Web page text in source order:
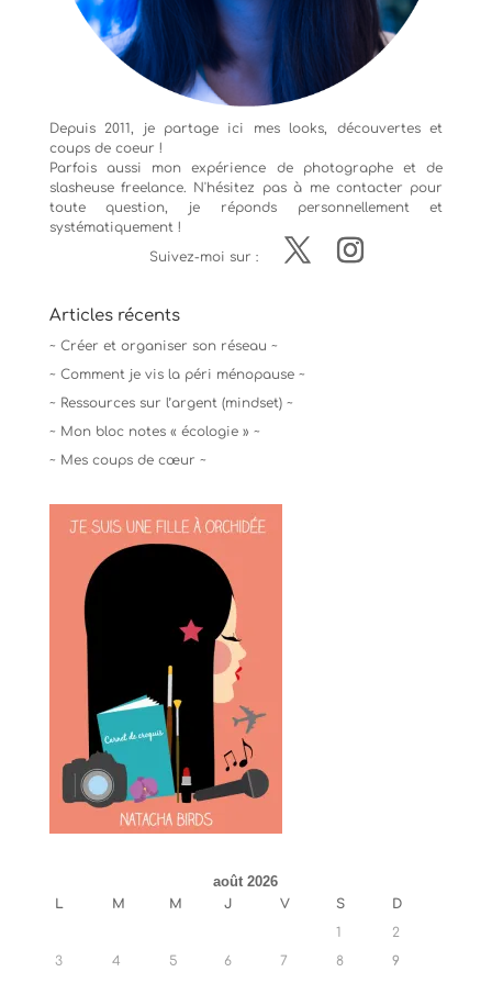
Depuis 2011, je partage ici mes looks, découvertes et
coups de coeur !
Parfois aussi mon expérience de photographeet de
slasheuse freelance. N'hésitez pas à me contacter pour
toute question, je réponds personnellement et
systématiquement !
Suivez-moi sur :
Articles récents
~ Créer et organiser son réseau ~
~ Comment je vis la péri ménopause ~
~ Ressources sur l’argent (mindset) ~
~ Mon bloc notes « écologie » ~
~ Mes coups de cœur ~
août 2026
L M M J V S
D
1
2
3
4 5 6 7 8
9